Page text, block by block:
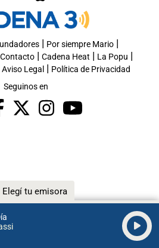
Elegí tu emisora
| Por siempre Mario|
Contacto| Cadena Heat | La Popu |
Aviso Legal | Política de Privacidad
Seguinos en